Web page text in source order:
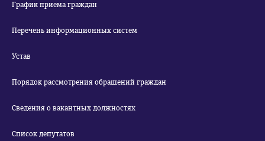
График приема граждан
Перечень информационных систем
Устав
Порядок рассмотрения обращений граждан
Сведения о вакантных должностях
Список депутатов